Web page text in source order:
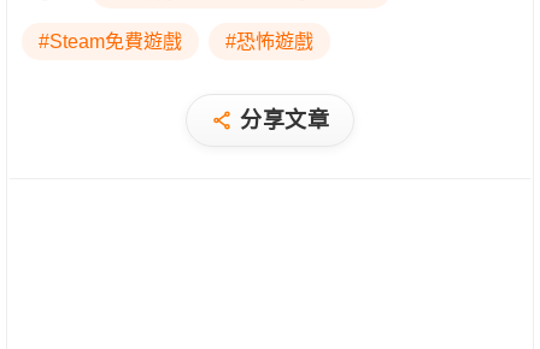
#Steam免費遊戲 #恐怖遊戲
分享文章